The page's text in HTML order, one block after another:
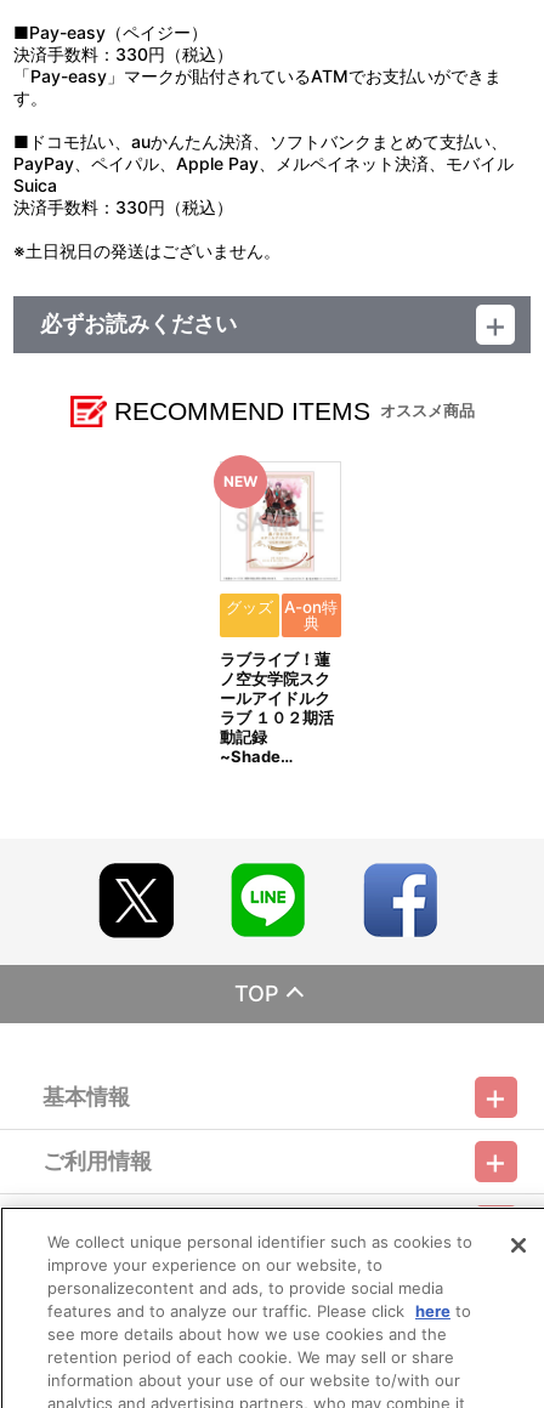
【アクリルスタンド】
●商品の特性上、とがった部分があります。取り扱いには十分ご注
意ください。
しく拭きとってください。
●ベンジンやシンナー、アルコール系溶剤などを使用しますと、変
色・変形・破損の原因になりますのでお避けください。
●装着する際は、針に十分ご注意ください。
●使用しないときは、針に気を付けてお子様の手が届かないところ
に保管してください。
●装着する生地によっては表面に傷がついたり、穴あき破損の原因
【アクリルスタンドポーチ】
破損の原因になりますのでお避けください。
●濡れたり湿った状態での使用や摩擦により色落ちや色移りのおそ
れがありますのでご注意ください。濡れた場合は、よく拭き取り、
形を整えた上で陰干ししてください。
●洗濯はできません。汚れた場合は水または薄めた中性洗剤を含ま
せ、固く絞った布でやさしく拭いてください。塩素系洗剤、漂白剤
●直射日光及び紫外線が長期間あたる場所での保管は変色や劣化の
原因になりますのでお避けください。
■Pay-easy（ペイジー）
決済手数料：330円（税込）
「Pay-easy」マークが貼付されているATMでお支払いができま
す。
■ドコモ払い、auかんたん決済、ソフトバンクまとめて支払い、
PayPay、ペイパル、Apple Pay、メルペイネット決済、モバイル
Suica
決済手数料：330円（税込）
※土日祝日の発送はございません。
必ずお読みください
■発送予定：2025年9月下旬
ラブライブ！蓮ノ空女学院スクールアイドルクラブ 蓮ノ空女学院
購買部 BIRTHDAYプレゼント～セラス 柳田 リリエンフェルト16歳
蓮ノ空女学院購買部（プレミアムバンダイ、A-on STORE）
※イベント会場や海外等で販売する場合がございます。詳細は
公式サイト等でご案内いたします。
【ご注意（必ずお読みください）】
※本商品は、蓮ノ空女学院購買部（A-on STORE プレミアムバン
がございます。
※「在庫がありません」表示後も、ご注文のキャンセルや支払い
期限切れが発生した際は販売を再開させていただく場合がございま
す。あらかじめご了承ください。
※商品画像はイメージです。実際の仕様とは異なる場合がござい
注文履歴」にてご確認いただけます。
■ご注文・お支払いについて
※ご注文は、１注文につき5個までとなります。
※本商品のご注文はバンダイナムコフィルムワークス公式ショッ
プ『A-on STORE』が承り、発送を行います。
なお、ご注文には、バンダイナムコフィルムワークス公式ショ
ップ『A-on STORE』の会員登録（無料）が必要となります。
※本商品は、他の商品との買い合わせはできません。
※本商品は受注生産となります。そのため、本商品は前入金とな
ります。
※A-on STOREでの決済方法は「カード決済」「コンビニ決済」
「Pay-easy（ペイジー）」「WEB・スマホ決済」のみとなりま
※メール受信設定を行っているお客様につきましては、必ず
RECOMMEND ITEMS オススメ商品
グッズ A-on特
典
ラブライブ！蓮
ノ空女学院スク
ールアイドルク
ラブ １０２期活
動記録
~Shade…
TOP
基本情報
利用規約 特定商取引法に基づく表示
プライバシーオプション 会社概要
ご利用情報
ご利用ガイド サイトマップ お問い合わせ 推奨環境
Do Not Sell or Share My Personal Information
ログイン 会員規約 新規会員登録
その他のご案内
バンダイナムコフィルムワークス
We collect unique personal identifier such as cookies to
improve your experience on our website, to
personalizecontent and ads, to provide social media
features and to analyze our traffic. Please click hereto
see more details about how we use cookies and the
retention period of each cookie. We may sell or share
information about your use of our website to/with our
analytics and advertising partners, who may combine it